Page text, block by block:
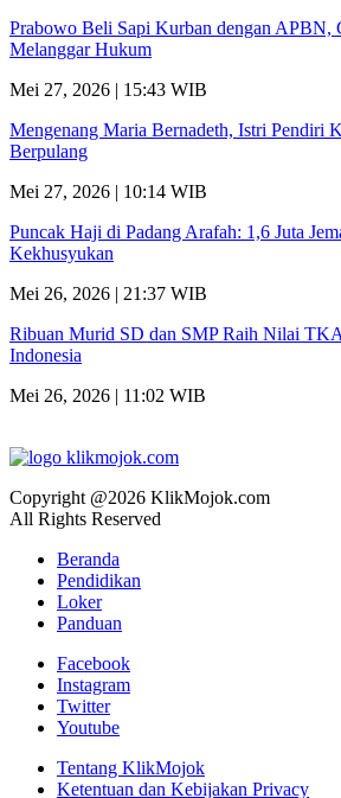
Prabowo Beli Sapi Kurban dengan APBN,
Melanggar Hukum
Mei 27, 2026 | 15:43 WIB
Mengenang Maria Bernadeth, Istri Pendiri
Berpulang
Mei 27, 2026 | 10:14 WIB
Puncak Haji di Padang Arafah: 1,6 Juta
Kekhusyukan
Mei 26, 2026 | 21:37 WIB
Ribuan Murid SD dan SMP Raih Nilai
Indonesia
Mei 26, 2026 | 11:02 WIB
Copyright @2026 KlikMojok.com
All Rights Reserved
Beranda
Pendidikan
Loker
Panduan
Facebook
Instagram
Twitter
Youtube
Tentang KlikMojok
Ketentuan dan Kebijakan Privacy